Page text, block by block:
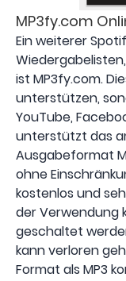
MP3fy.com
Ein weiterer
ist MP3fy.com.
unterstützen,
YouTube,
unterstützt das
Ausgabeformat
ohne
kostenlos und
der Verwendung
geschaltet
kann verloren
Format als MP3